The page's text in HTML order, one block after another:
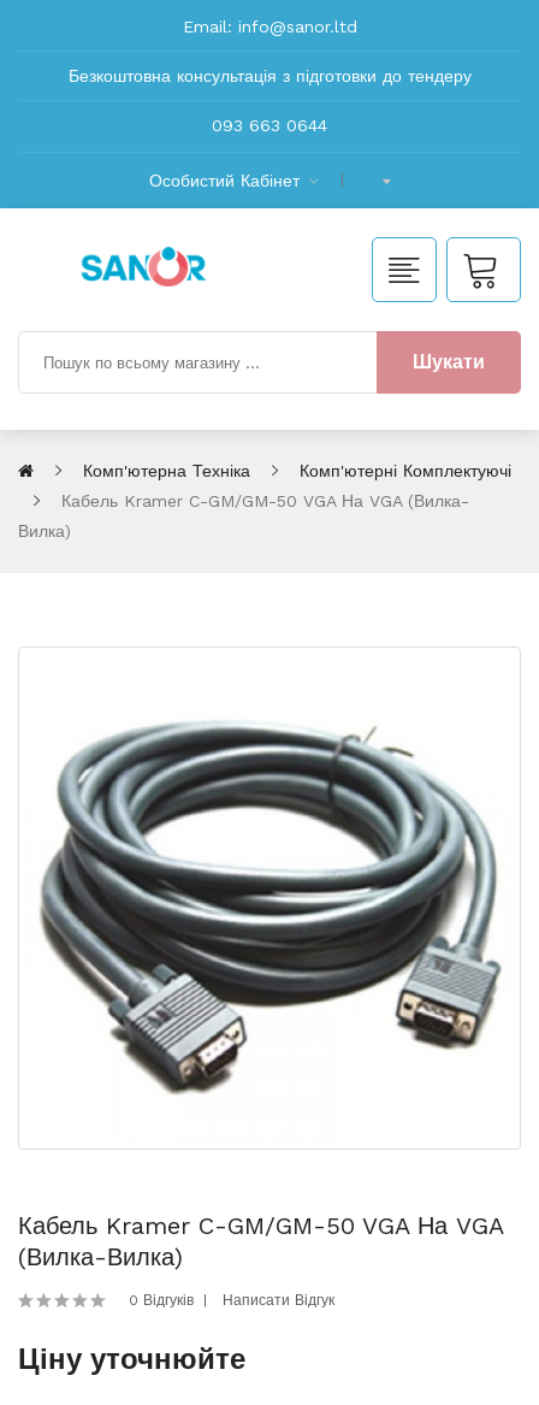
Email: info@sanor.ltd
Безкоштовна консультація з підготовки до тендеру
093 663 0644
Особистий Кабінет
Шукати
Комп'ютерна Техніка
Комп'ютерні Комплектуючі
Кабель Kramer C-GM/GM-50 VGA На VGA (Вилка-
Вилка)
Кабель Kramer C-GM/GM-50 VGA На VGA
(Вилка-Вилка)
0 Відгуків Написати Відгук
Ціну уточнюйте